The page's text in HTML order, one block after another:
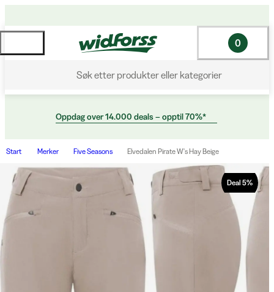
Søk etter produkter eller kategorier
0
Oppdag over 14.000 deals – opptil 70%*
Start Merker Five Seasons Elvedalen Pirate W's Hay Beige
Deal 5%